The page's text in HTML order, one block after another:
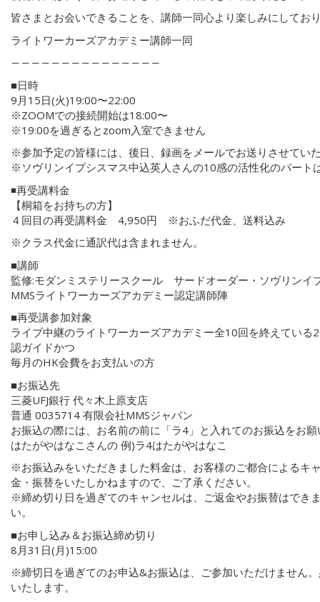
皆さまとお会いできることを、講師一同心より楽しみにしてお
ライトワーカーズアカデミー講師一同
―――――――――――――――
■日時
9月15日(火)19:00〜22:00
※ZOOMでの接続開始は18:00〜
※19:00を過ぎるとzoom入室できません
※参加予定の皆様には、後日、録画をメールでお送りさせてい
※ソヴリンイプシスマス中込英人さんの10感の活性化のパート
◾️再受講料金
【桐箱をお持ちの方】
４回目の再受講料金 4,950円 ※おふだ代金、送料込み
※クラス代金に通訳代は含まれません。
■講師
監修:モダンミステリースクール サードオーダー・ソヴリン
MMSライトワーカーズアカデミー認定講師陣
■再受講参加対象
ライブ中継のライトワーカーズアカデミー全10回を終えている
認ガイドかつ
毎月のHK会費をお支払いの方
■お振込先
三菱UFJ銀行 代々木上原支店
普通 0035714 有限会社MMSジャパン
お振込の際には、お名前の前に「ラ4」と入れてのお振込をお
はたがやはなこさんの 例)ラ4はたがやはなこ
※お振込みをいただきました料金は、お客様のご都合によるキ
金・振替をいたしかねますので、ご了承ください。
※締め切り日を過ぎてのキャンセルは、ご返金やお振替はでき
い。
■お申し込み＆お振込締め切り
8月31日(月)15:00
※締切日を過ぎてのお申込&お振込は、ご参加いただけません
いたします。